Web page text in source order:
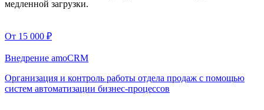
медленной загрузки.
От 15 000 ₽
Внедрение amoCRM
Организация и контроль работы отдела продаж с помощью
систем автоматизации бизнес-процессов